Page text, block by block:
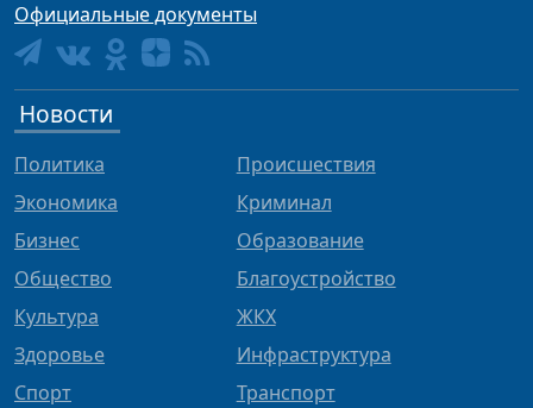
Официальные документы
Новости
Политика
Экономика
Бизнес
Общество
Культура
Здоровье
Спорт
Происшествия
Криминал
Образование
Благоустройство
ЖКХ
Инфраструктура
Транспорт